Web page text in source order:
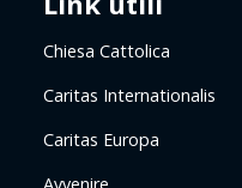
Chiesa Cattolica
Caritas Internationalis
Caritas Europa